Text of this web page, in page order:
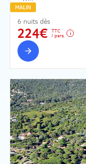
MALIN
6 nuits dès
224€
TTC
/ pers.